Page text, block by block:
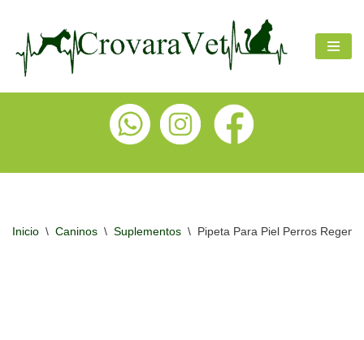
Inicio \ Caninos \ Suplementos \ Pipeta Para Piel Perros